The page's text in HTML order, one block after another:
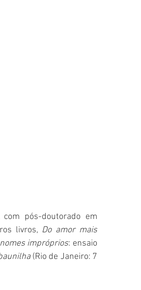
pós-doutorado em
livros, Do amor mais
impróprios: ensaio
(Rio de Janeiro: 7